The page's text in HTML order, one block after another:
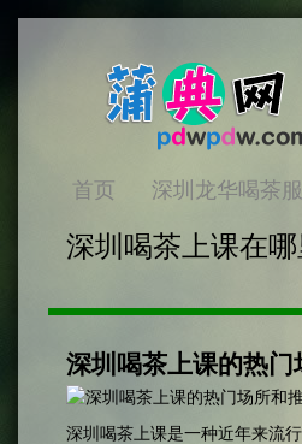
首页 深圳龙华喝茶
深圳喝茶上课在
深圳喝茶上课的热门
深圳喝茶上课是一种近年来流